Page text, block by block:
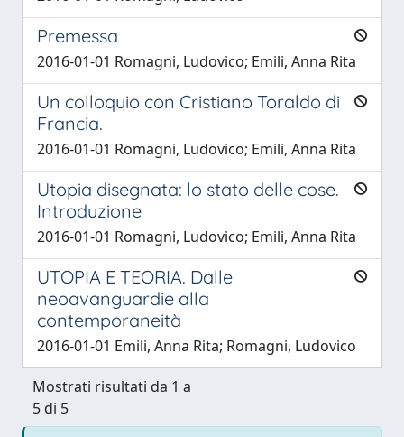
Premessa
2016-01-01 Romagni, Ludovico; Emili, Anna Rita
Un colloquio con Cristiano Toraldo di
Francia.
2016-01-01 Romagni, Ludovico; Emili, Anna Rita
Utopia disegnata: lo stato delle cose.
Introduzione
2016-01-01 Romagni, Ludovico; Emili, Anna Rita
UTOPIA E TEORIA. Dalle
neoavanguardie alla
contemporaneità
2016-01-01 Emili, Anna Rita; Romagni, Ludovico
Mostrati risultati da 1 a
5 di 5